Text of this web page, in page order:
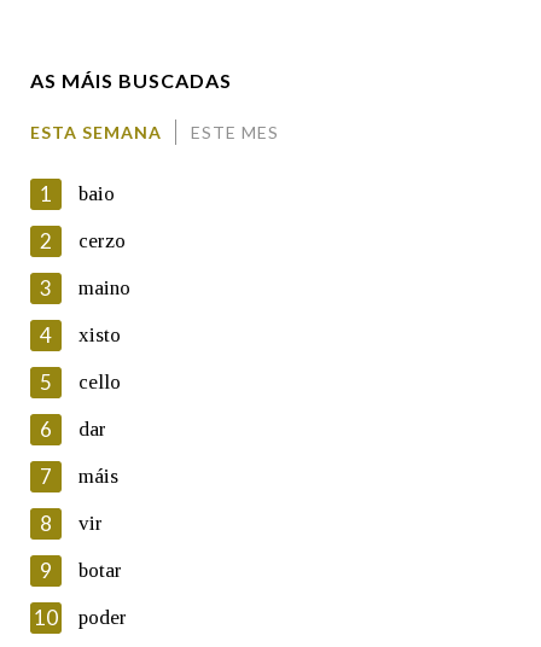
En cumprimento da normativa vixente en materia de
Protección de Datos de Carácter Persoal, a Real Academia
Galega informa a aqueles usuarios que faciliten o seu correo
electrónico, así como calquera outra información de carácter
persoal, que estes datos serán obxecto de tratamento
automatizado de carácter confidencial e incorporados aos seus
ficheiros informáticos. Así mesmo, os usuarios poderán exercer o
seu dereito de acceso, rectificación, oposición e cancelación dos
seus datos poñéndose en contacto connosco.
Lin e acepto as condicións da política de
Introduce o código que aparece na imaxe:
AS MÁIS BUSCADAS
ESTA SEMANA ESTE MES
1 baio
2 cerzo
3 maino
4 xisto
5 cello
6 dar
7 máis
8 vir
9 botar
10 poder